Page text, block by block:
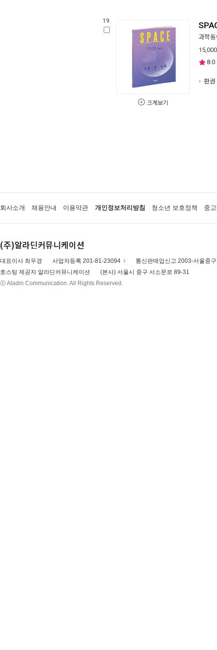
19.
크게보기
과학
15,000
8.0
판권
회사소개 채용안내 이용약관 개인정보처리방침 청소년 보호정책 중
(주)알라딘커뮤니케이션
대표이사 최우경 사업자등록 201-81-23094
통신판매업신고 2003-서울중
호스팅 제공자 알라딘커뮤니케이션
(본사) 서울시 중구 서소문로 89-31
ⓒ Aladin Communication. All Rights Reserved.